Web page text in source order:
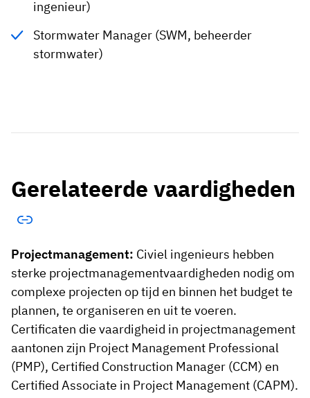
ingenieur)
Stormwater Manager (SWM, beheerder
stormwater)
Gerelateerde vaardigheden
Projectmanagement: Civiel ingenieurs hebben
sterke projectmanagementvaardigheden nodig om
complexe projecten op tijd en binnen het budget te
plannen, te organiseren en uit te voeren.
Certificaten die vaardigheid in projectmanagement
aantonen zijn Project Management Professional
(PMP), Certified Construction Manager (CCM) en
Certified Associate in Project Management (CAPM).